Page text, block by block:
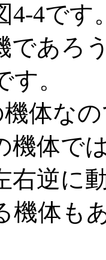
4-4です
であろ
。
体な
機体で
右逆に
機体も